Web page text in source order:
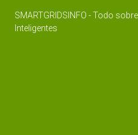
SMARTGRIDSINFO - Todo
Inteligentes